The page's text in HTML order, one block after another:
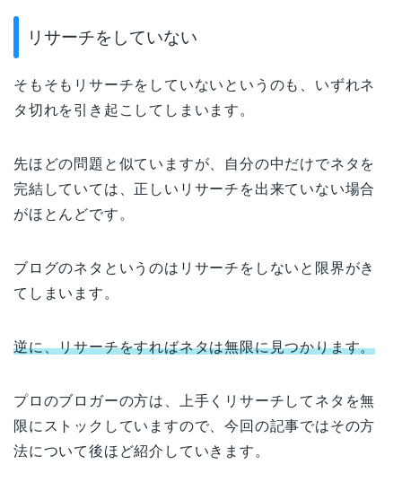
リサーチをしていない
そもそもリサーチをしていないというのも、いずれネ
タ切れを引き起こしてしまいます。
先ほどの問題と似ていますが、自分の中だけでネタを
完結していては、正しいリサーチを出来ていない場合
がほとんどです。
ブログのネタというのはリサーチをしないと限界がき
てしまいます。
逆に、リサーチをすればネタは無限に見つかります。
プロのブロガーの方は、上手くリサーチしてネタを無
限にストックしていますので、今回の記事ではその方
法について後ほど紹介していきます。